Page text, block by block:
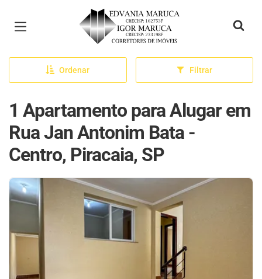
Página inicial
Ordenar Filtrar
1 Apartamento para Alugar em
Rua Jan Antonim Bata -
Centro, Piracaia, SP